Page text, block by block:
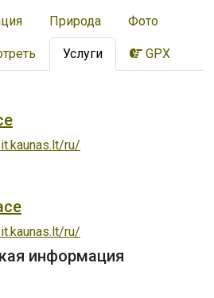
Природа Фото
Услуги GPX
ru/
ru/
информация